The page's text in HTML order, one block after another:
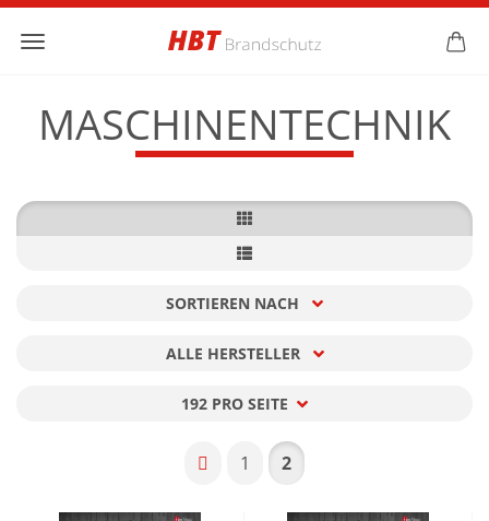
MASCHINENTECHNIK
SORTIEREN NACH
ALLE HERSTELLER
192 PRO SEITE
1 2